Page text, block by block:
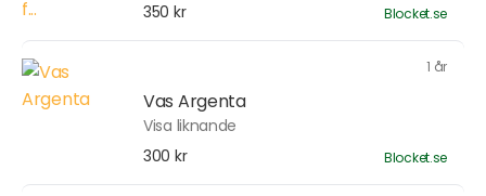
350 kr
Blocket.se
1 år
Vas Argenta
Visa liknande
300 kr
Blocket.se